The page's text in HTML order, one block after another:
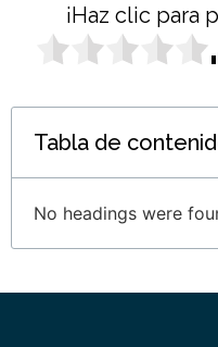
Tabla de
No headings were
¡Haz clic para